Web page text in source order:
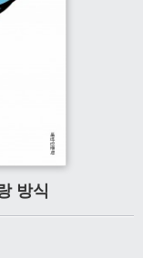
방식